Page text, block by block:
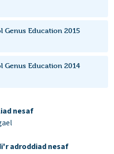
Education 2015
Education 2014
nesaf
adroddiad nesaf